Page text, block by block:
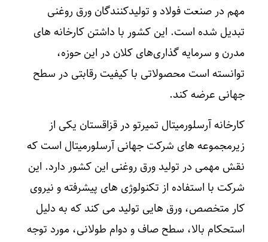
مهم در صنعت فولاد و تولیدکنندگان ورق روغنی
تبدیل شده است. این کشور با داشتن کارخانه‌ های
مدرن و سرمایه‌ گذاری‌های کلان در این حوزه،
توانسته است محصولاتی با کیفیت رقابتی در سطح
جهانی عرضه کند.
کارخانه آرسلورمیتال تمیرتو در قزاقستان یکی از
زیرمجموعه‌ های شرکت جهانی آرسلورمیتال است که
نقش مهمی در تولید ورق روغنی این کشور دارد. این
شرکت با استفاده از تکنولوژی‌ های پیشرفته و نیروی
کار متخصص، ورق‌ هایی تولید می‌ کند که به دلیل
استحکام بالا، سطح صاف و دوام طولانی، مورد توجه